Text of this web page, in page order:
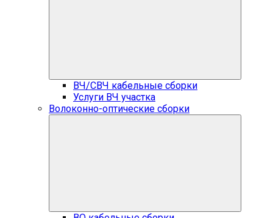
ВЧ/СВЧ кабельные сборки
Услуги ВЧ участка
Волоконно-оптические сборки